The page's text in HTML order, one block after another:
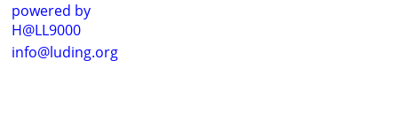
powered by
H@LL9000
info@luding.org